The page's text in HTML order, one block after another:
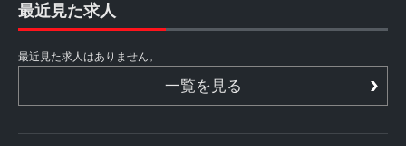
最近見た求人
最近見た求人はありません。
一覧を見る